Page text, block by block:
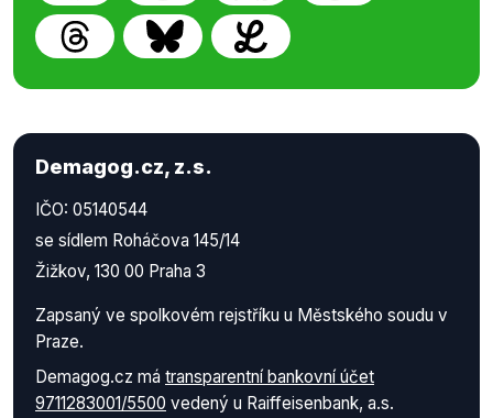
Demagog.cz, z.s.
IČO: 05140544
se sídlem Roháčova 145/14
Žižkov, 130 00 Praha 3
Zapsaný ve spolkovém rejstříku u Městského soudu v
Praze.
Demagog.cz má transparentní bankovní účet
9711283001/5500 vedený u Raiffeisenbank, a.s.